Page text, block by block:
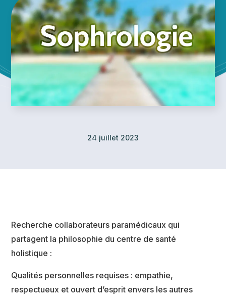
24 juillet 2023
Recherche collaborateurs paramédicaux qui
partagent la philosophie du centre de santé
holistique :
Qualités personnelles requises : empathie,
respectueux et ouvert d’esprit envers les autres